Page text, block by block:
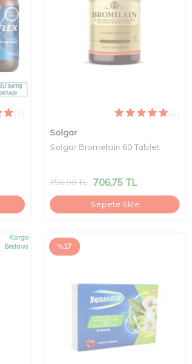
Solgar
Solgar Bromelain 60 Tablet
756,90TL 706,75 TL
Sepete Ekle
Kargo
Bedava
%17